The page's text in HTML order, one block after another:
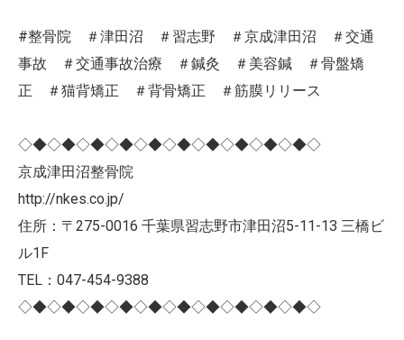
#整骨院 ＃津田沼 ＃習志野 ＃京成津田沼 ＃交通
事故 ＃交通事故治療 ＃鍼灸 ＃美容鍼 ＃骨盤矯
正 ＃猫背矯正 ＃背骨矯正 ＃筋膜リリース
◇◆◇◆◇◆◇◆◇◆◇◆◇◆◇◆◇◆◇◆◇
京成津田沼整骨院
http://nkes.co.jp/
住所：〒275-0016 千葉県習志野市津田沼5-11-13 三橋ビ
ル1F
TEL：047-454-9388
◇◆◇◆◇◆◇◆◇◆◇◆◇◆◇◆◇◆◇◆◇